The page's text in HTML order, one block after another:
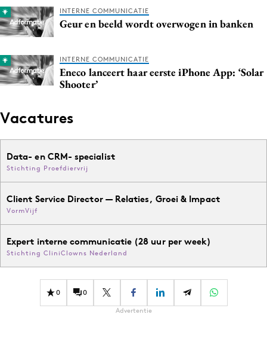
INTERNE COMMUNICATIE
Geur en beeld wordt overwogen in banken
INTERNE COMMUNICATIE
Eneco lanceert haar eerste iPhone App: ‘Solar
Shooter’
Vacatures
Data- en CRM- specialist
Stichting Proefdiervrij
Client Service Director — Relaties, Groei & Impact
VormVijf
Expert interne communicatie (28 uur per week)
Stichting CliniClowns Nederland
0 0
Advertentie